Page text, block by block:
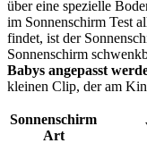
über eine spezielle
im Sonnenschirm Test
findet, ist der
Sonnenschirm
Babys angepasst
kleinen Clip, der am
Sonnenschirm
Art